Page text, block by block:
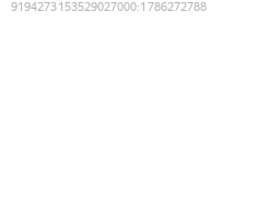
9194273153529027000:1786272788